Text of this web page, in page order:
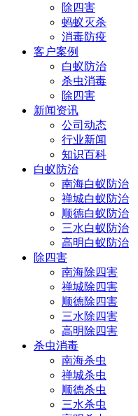
除四害
蚂蚁灭杀
消毒防疫
客户案例
白蚁防治
杀虫消毒
除四害
新闻资讯
公司动态
行业新闻
知识百科
白蚁防治
南海白蚁防治
禅城白蚁防治
顺德白蚁防治
三水白蚁防治
高明白蚁防治
除四害
南海除四害
禅城除四害
顺德除四害
三水除四害
高明除四害
杀虫消毒
南海杀虫
禅城杀虫
顺德杀虫
三水杀虫